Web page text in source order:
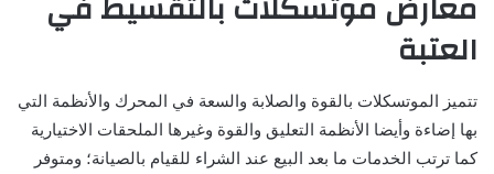
العتبة
تتميز الموتسكلات بالقوة والصلابة والسعة في المحرك والأنظمة التي
بها إضاءة وأيضا الأنظمة التعليق والقوة وغيرها الملحقات الاختيارية
كما ترتب الخدمات ما بعد البيع عند الشراء للقيام بالصيانة؛ ومتوفر